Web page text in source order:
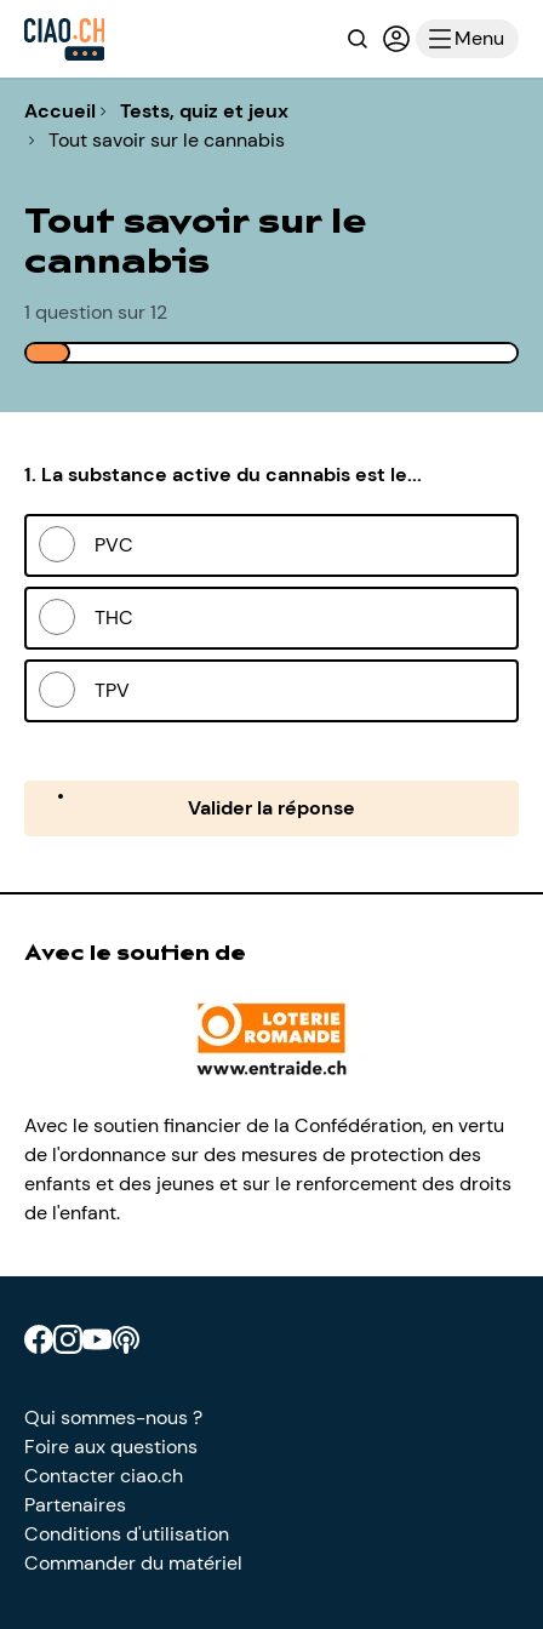
RechercheConnexion
Menu
Accueil
Tests, quiz et jeux
Tout savoir sur le cannabis
Tout savoir sur le
cannabis
1 question sur 12
1. La substance active du cannabis est le...
PVC
THC
TPV
Valider la réponse
Avec le soutien de
Avec le soutien financier de la Confédération, en vertu
de l'ordonnance sur des mesures de protection des
enfants et des jeunes et sur le renforcement des droits
de l'enfant.
Retrouve CIAO sur Facebook
Retrouve CIAO sur Instagram
Retrouve CIAO sur YouTube
Qui sommes-nous ?
Foire aux questions
Contacter ciao.ch
Partenaires
Conditions d'utilisation
Commander du matériel